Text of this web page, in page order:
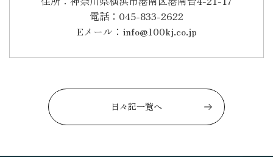
電話：045-833-2622
Eメール：info@100kj.co.jp
日々記一覧へ